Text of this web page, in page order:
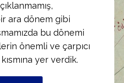
ara dönem gibi
bu dönemi
önemli ve çarpıcı
yer verdik.